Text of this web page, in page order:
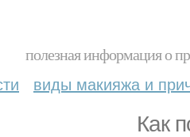
полезная информация о
виды макияжа и
Как